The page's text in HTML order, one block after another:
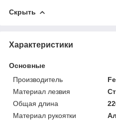
Скрыть
Характеристики
Основные
Производитель
Материал лезвия
Общая длина
Материал рукоятки